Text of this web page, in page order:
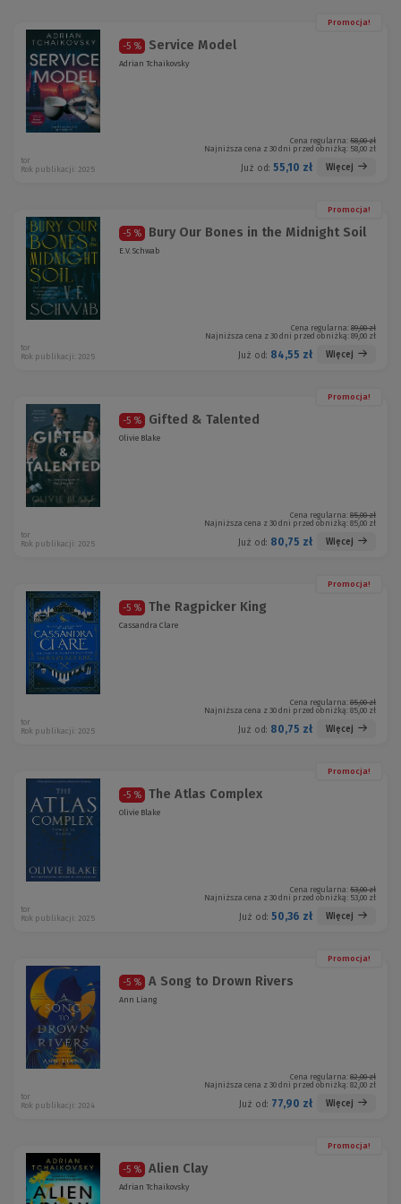
Promocja!
-5 % Service Model
Adrian Tchaikovsky
Cena regularna: 58,00 zł
Najniższa cena z 30 dni przed obniżką: 58,00 zł
Już od: 55,10 zł Więcej
tor
Rok publikacji: 2025
Promocja!
-5 % Bury Our Bones in the Midnight Soil
E.V. Schwab
Cena regularna: 89,00 zł
Najniższa cena z 30 dni przed obniżką: 89,00 zł
Już od: 84,55 zł Więcej
tor
Rok publikacji: 2025
Promocja!
-5 % Gifted & Talented
Olivie Blake
Cena regularna: 85,00 zł
Najniższa cena z 30 dni przed obniżką: 85,00 zł
Już od: 80,75 zł Więcej
tor
Rok publikacji: 2025
Promocja!
-5 % The Ragpicker King
Cassandra Clare
Cena regularna: 85,00 zł
Najniższa cena z 30 dni przed obniżką: 85,00 zł
Już od: 80,75 zł Więcej
tor
Rok publikacji: 2025
Promocja!
-5 % The Atlas Complex
Olivie Blake
Cena regularna: 53,00 zł
Najniższa cena z 30 dni przed obniżką: 53,00 zł
Już od: 50,36 zł Więcej
tor
Rok publikacji: 2025
Promocja!
-5 % A Song to Drown Rivers
Ann Liang
Cena regularna: 82,00 zł
Najniższa cena z 30 dni przed obniżką: 82,00 zł
Już od: 77,90 zł Więcej
tor
Rok publikacji: 2024
Promocja!
-5 % Alien Clay
Adrian Tchaikovsky